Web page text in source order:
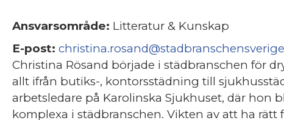
Ansvarsområde: Litteratur & Kunskap
E-post:
Christina Rösand började i städbranschen för
allt ifrån butiks-, kontorsstädning till
arbetsledare på Karolinska Sjukhuset, där hon
komplexa i städbranschen. Vikten av att ha